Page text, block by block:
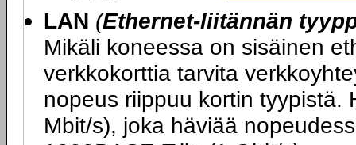
LAN (Ethernet-liitännän
Mikäli koneessa on sisäinen
verkkokorttia tarvita
nopeus riippuu kortin tyypistä.
Mbit/s), joka häviää